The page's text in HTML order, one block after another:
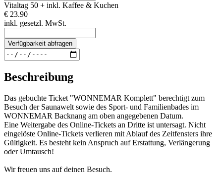
Vitaltag 50 + inkl. Kaffee & Kuchen
€ 23.90
inkl. gesetzl. MwSt.
Verfügbarkeit abfragen
Beschreibung
Das gebuchte Ticket "WONNEMAR Komplett" berechtigt zum
Besuch der Saunawelt sowie des Sport- und Familienbades im
WONNEMAR Backnang am oben angegebenen Datum.
Eine Weitergabe des Online-Tickets an Dritte ist untersagt. Nicht
eingelöste Online-Tickets verlieren mit Ablauf des Zeitfensters ihre
Gültigkeit. Es besteht kein Anspruch auf Erstattung, Verlängerung
oder Umtausch!
Wir freuen uns auf deinen Besuch.